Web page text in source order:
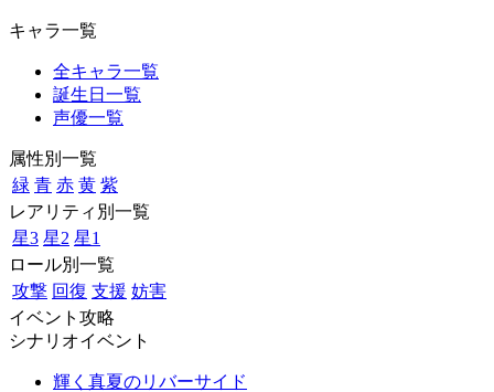
キャラ一覧
全キャラ一覧
誕生日一覧
声優一覧
属性別一覧
緑 青 赤 黄 紫
レアリティ別一覧
星3 星2 星1
ロール別一覧
攻撃 回復 支援 妨害
イベント攻略
シナリオイベント
輝く真夏のリバーサイド